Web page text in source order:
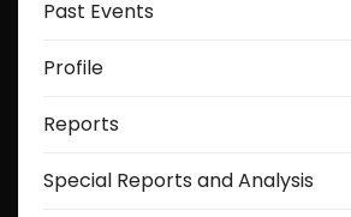
Past Events
Profile
Reports
Special Reports and Analysis